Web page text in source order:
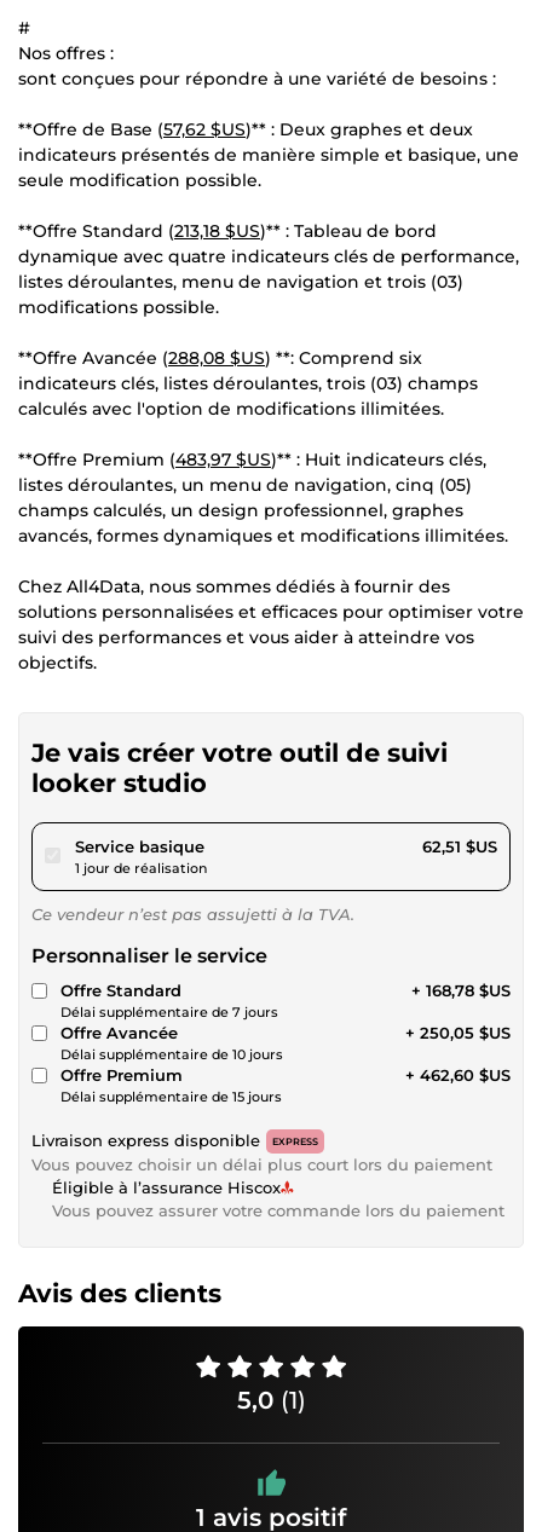
#
Nos offres :
sont conçues pour répondre à une variété de besoins :
**Offre de Base (57,62 $US)** : Deux graphes et deux
indicateurs présentés de manière simple et basique, une
seule modification possible.
**Offre Standard (213,18 $US)** : Tableau de bord
dynamique avec quatre indicateurs clés de performance,
listes déroulantes, menu de navigation et trois (03)
modifications possible.
**Offre Avancée (288,08 $US) **: Comprend six
indicateurs clés, listes déroulantes, trois (03) champs
calculés avec l'option de modifications illimitées.
**Offre Premium (483,97 $US)** : Huit indicateurs clés,
listes déroulantes, un menu de navigation, cinq (05)
champs calculés, un design professionnel, graphes
avancés, formes dynamiques et modifications illimitées.
Chez All4Data, nous sommes dédiés à fournir des
solutions personnalisées et efficaces pour optimiser votre
suivi des performances et vous aider à atteindre vos
objectifs.
Je vais créer votre outil de suivi
looker studio
Service basiquepour 57,62 $US
1 jour de réalisation
62,51 $US
Ce vendeur n’est pas assujetti à la TVA.
Personnaliser le service
Offre Standard
Délai supplémentaire de 7 jours
+ 168,78 $US
Offre Avancée
Délai supplémentaire de 10 jours
+ 250,05 $US
Offre Premium
Délai supplémentaire de 15 jours
+ 462,60 $US
Livraison express disponible EXPRESS
Vous pouvez choisir un délai plus court lors du paiement
Éligible à l’assurance Hiscox
Vous pouvez assurer votre commande lors du paiement
Avis des clients
5,0 (1)
1 avis positif